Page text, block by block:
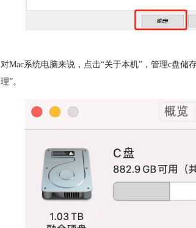
对Mac系统电脑来说，点击“关于本机”，管理c盘储
理”。